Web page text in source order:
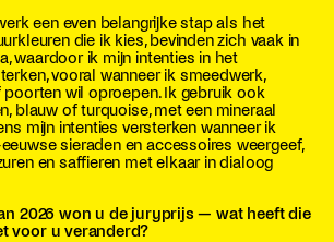
een even belangrijke stap als het
die ik kies, bevinden zich vaak in
waardoor ik mijn intenties in het
vooral wanneer ik smeedwerk,
wil oproepen. Ik gebruik ook
blauw of turquoise, met een mineraal
mijn intenties versterken wanneer ik
sieraden en accessoires weergeef,
en saffieren met elkaar in dialoog
2026 won u de juryprijs — wat heeft die
voor u veranderd?